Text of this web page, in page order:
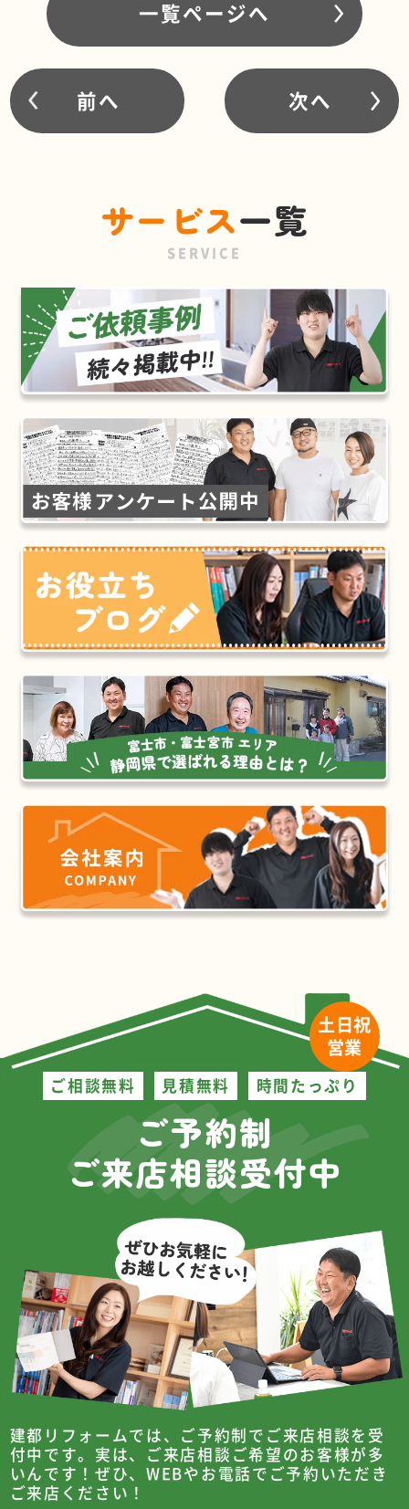
前へ
一覧ページへ
次へ
サービス一覧
SERVICE
ご相談無料 見積無料 時間たっぷり
ご予約制
ご来店相談受付中
土日祝
営業
建都リフォームでは、ご予約制でご来店相談を受
付中です。 実は、ご来店相談ご希望のお客様が多
いんです！ぜひ、WEBやお電話でご予約いただき
ご来店ください！